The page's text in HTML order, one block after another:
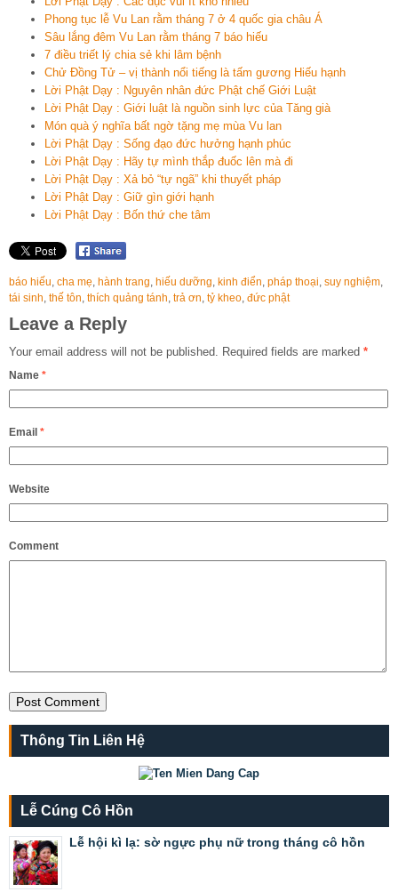
Phong tục lễ Vu Lan rằm tháng 7 ở 4 quốc gia châu Á
Sâu lắng đêm Vu Lan rằm tháng 7 báo hiếu
7 điều triết lý chia sẻ khi lâm bệnh
Chử Đồng Tử – vị thành nổi tiếng là tấm gương Hiếu hạnh
Lời Phật Dạy : Nguyên nhân đức Phật chế Giới Luật
Lời Phật Dạy : Giới luật là nguồn sinh lực của Tăng già
Món quà ý nghĩa bất ngờ tặng mẹ mùa Vu lan
Lời Phật Dạy : Sống đạo đức hưởng hạnh phúc
Lời Phật Dạy : Hãy tự mình thắp đuốc lên mà đi
Lời Phật Dạy : Xả bỏ “tự ngã” khi thuyết pháp
Lời Phật Dạy : Giữ gìn giới hạnh
Lời Phật Dạy : Bốn thứ che tâm
báo hiếu, cha mẹ, hành trang, hiếu dưỡng, kinh điển, pháp thoại, suy nghiệm,
tái sinh, thế tôn, thích quảng tánh, trả ơn, tỷ kheo, đức phật
Leave a Reply
Your email address will not be published. Required fields are marked *
Name *
Email *
Website
Comment
Thông Tin Liên Hệ
Lễ Cúng Cô Hồn
Lễ hội kì lạ: sờ ngực phụ nữ trong tháng cô hồn